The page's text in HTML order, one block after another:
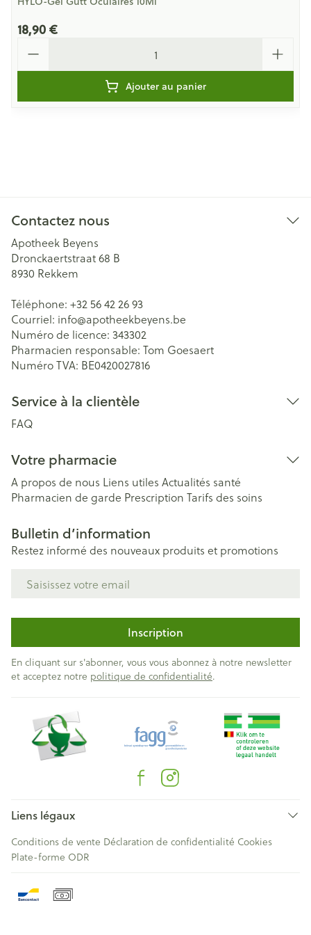
18,90 €
Ajouter au panier
Contactez nous
Apotheek Beyens
Dronckaertstraat 68 B
8930 Rekkem
Téléphone: +32 56 42 26 93
Courriel: info@apotheekbeyens.be
Numéro de licence: 343302
Pharmacien responsable: Tom Goesaert
Numéro TVA: BE0420027816
Service à la clientèle
FAQ
Votre pharmacie
A propos de nous Liens utiles Actualités santé
Pharmacien de garde Prescription Tarifs des soins
Bulletin d’information
Restez informé des nouveaux produits et promotions
Inscription
En cliquant sur s'abonner, vous vous abonnez à notre newsletter
et acceptez notre politique de confidentialité.
Liens légaux
Conditions de vente Déclaration de confidentialité Cookies
Plate-forme ODR